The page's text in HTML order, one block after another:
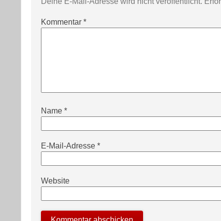
Kommentar *
Name *
E-Mail-Adresse *
Website